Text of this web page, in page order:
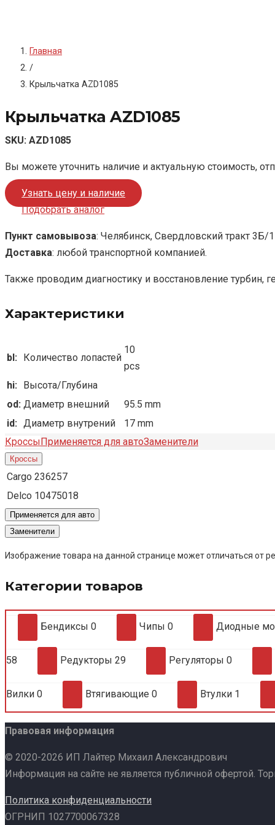
Главная
/
Крыльчатка AZD1085
Крыльчатка AZD1085
SKU: AZD1085
Вы можете уточнить наличие и актуальную стоимость,
Узнать цену и наличие
Подобрать аналог
Пункт самовывоза: Челябинск, Свердловский тракт 3Б/1
Доставка: любой транспортной компанией.
Также проводим диагностику и восстановление турбин,
Характеристики
bl: Количество лопастей
10
pcs
hi: Высота/Глубина
od: Диаметр внешний
95.5 mm
id: Диаметр внутрений
17 mm
КроссыПрименяется для автоЗаменители
Кроссы
Cargo 236257
Delco 10475018
Применяется для авто
Заменители
Изображение товара на данной странице может отличаться от
Категории товаров
Бендиксы 0 Чипы 0 Диодные
58 Редукторы 29 Регуляторы 0
Вилки 0 Втягивающие 0 Втулки 1
Правовая информация
© 2020-2026 ИП Лайтер Михаил Александрович
Информация на сайте не является публичной офертой.
Политика конфиденциальности
ОГРНИП 1027700067328